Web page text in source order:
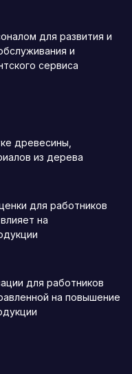
для развития и
и
сервиса
древесины,
из дерева
для работников
на
для работников
на повышение